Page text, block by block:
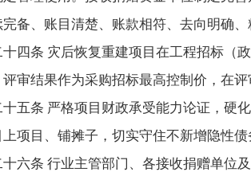
备、账目清楚、账款相符、去向明确
十四条 灾后恢复重建项目在工程招标（
审结果作为采购招标最高控制价，在
十五条 严格项目财政承受能力论证，硬
上项目、铺摊子，切实守住不新增隐性
十六条 行业主管部门、各接收捐赠单位